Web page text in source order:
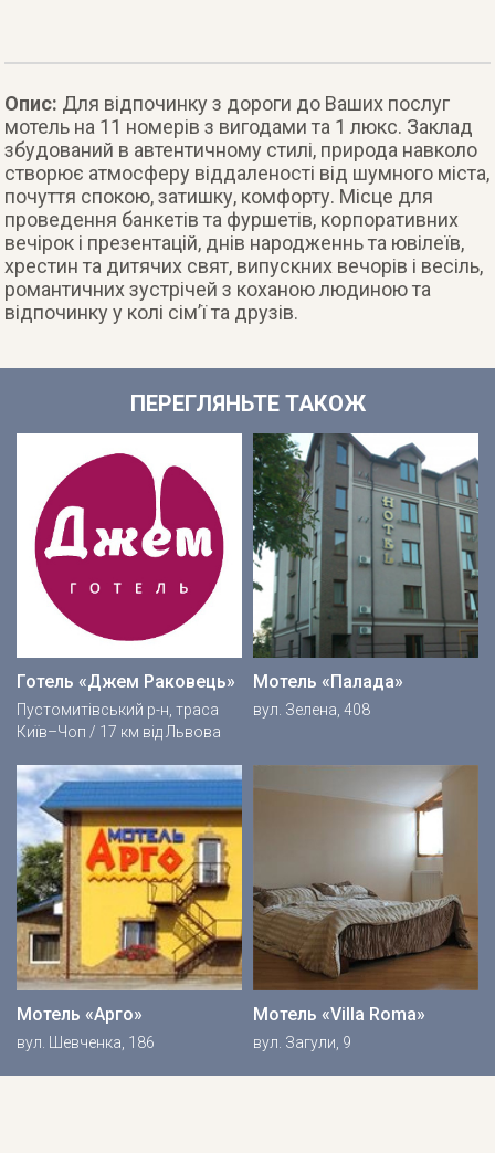
Опис: Для відпочинку з дороги до Ваших послуг
мотель на 11 номерів з вигодами та 1 люкс. Заклад
збудований в автентичному стилі, природа навколо
створює атмосферу віддаленості від шумного міста,
почуття спокою, затишку, комфорту. Місце для
проведення банкетів та фуршетів, корпоративних
вечірок і презентацій, днів народженнь та ювілеїв,
хрестин та дитячих свят, випускних вечорів і весіль,
романтичних зустрічей з коханою людиною та
відпочинку у колі сім’ї та друзів.
ПЕРЕГЛЯНЬТЕ ТАКОЖ
Готель «Джем Раковець»
Пустомитівський р-н, траса
Київ–Чоп / 17 км від Львова
Мотель «Палада»
вул. Зелена, 408
Мотель «Арго»
вул. Шевченка, 186
Мотель «Villa Roma»
вул. Загули, 9